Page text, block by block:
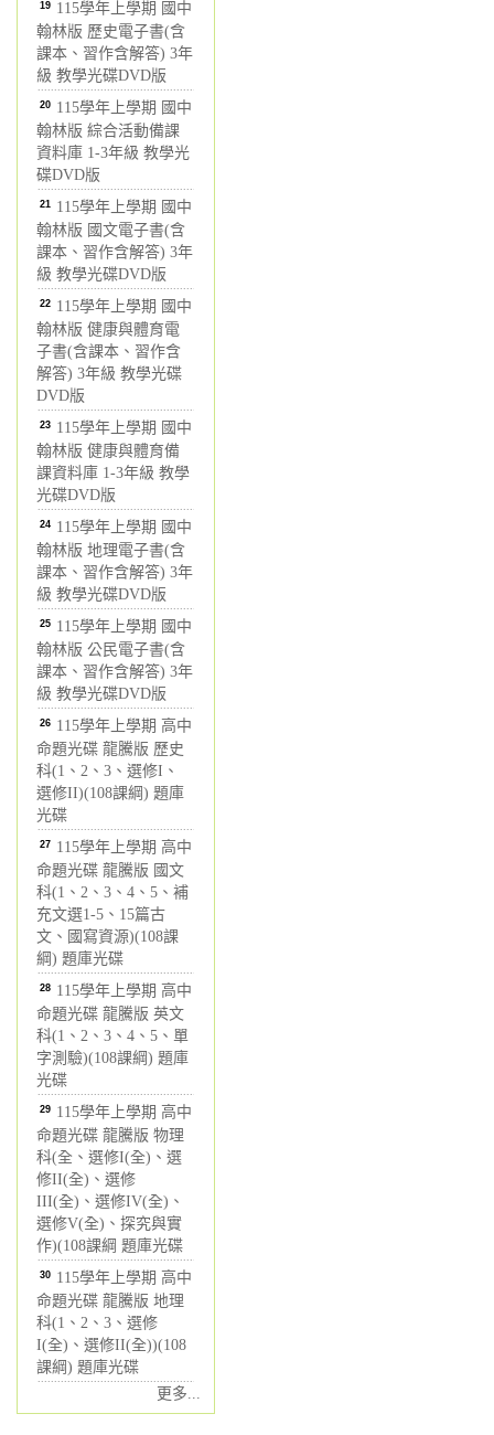
19 115學年上學期 國中
翰林版 歷史電子書(含
課本、習作含解答) 3年
級 教學光碟DVD版
20 115學年上學期 國中
翰林版 綜合活動備課
資料庫 1-3年級 教學光
碟DVD版
21 115學年上學期 國中
翰林版 國文電子書(含
課本、習作含解答) 3年
級 教學光碟DVD版
22 115學年上學期 國中
翰林版 健康與體育電
子書(含課本、習作含
解答) 3年級 教學光碟
DVD版
23 115學年上學期 國中
翰林版 健康與體育備
課資料庫 1-3年級 教學
光碟DVD版
24 115學年上學期 國中
翰林版 地理電子書(含
課本、習作含解答) 3年
級 教學光碟DVD版
25 115學年上學期 國中
翰林版 公民電子書(含
課本、習作含解答) 3年
級 教學光碟DVD版
26 115學年上學期 高中
命題光碟 龍騰版 歷史
科(1、2、3、選修I、
選修II)(108課綱) 題庫
光碟
27 115學年上學期 高中
命題光碟 龍騰版 國文
科(1、2、3、4、5、補
充文選1-5、15篇古
文、國寫資源)(108課
綱) 題庫光碟
28 115學年上學期 高中
命題光碟 龍騰版 英文
科(1、2、3、4、5、單
字測驗)(108課綱) 題庫
光碟
29 115學年上學期 高中
命題光碟 龍騰版 物理
科(全、選修I(全)、選
修II(全)、選修
III(全)、選修IV(全)、
選修V(全)、探究與實
作)(108課綱 題庫光碟
30 115學年上學期 高中
命題光碟 龍騰版 地理
科(1、2、3、選修
I(全)、選修II(全))(108
課綱) 題庫光碟
更多...